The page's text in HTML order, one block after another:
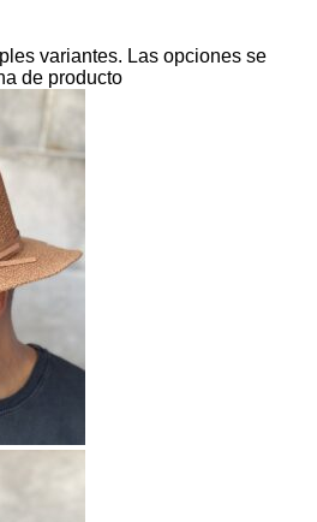
variantes. Las opciones se
de producto